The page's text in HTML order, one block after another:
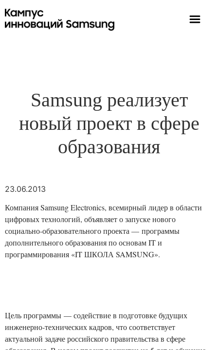
Samsung реализует
новый проект в сфере
образования
23.06.2013
Компания Samsung Electronics, всемирный лидер в области
цифровых технологий, объявляет о запуске нового
социально-образовательного проекта — программы
дополнительного образования по основам IT и
программирования «IT ШКОЛА SAMSUNG».
Цель программы — содействие в подготовке будущих
инженерно-технических кадров, что соответствует
актуальной задаче российского правительства в сфере